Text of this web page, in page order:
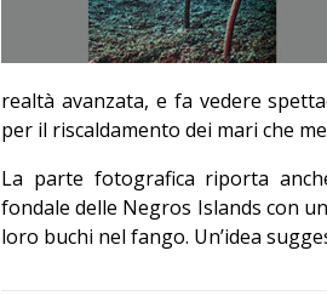
realtà avanzata, e fa vedere
per il riscaldamento dei mari che
La parte fotografica riporta
fondale delle Negros Islands con
loro buchi nel fango. Un’idea